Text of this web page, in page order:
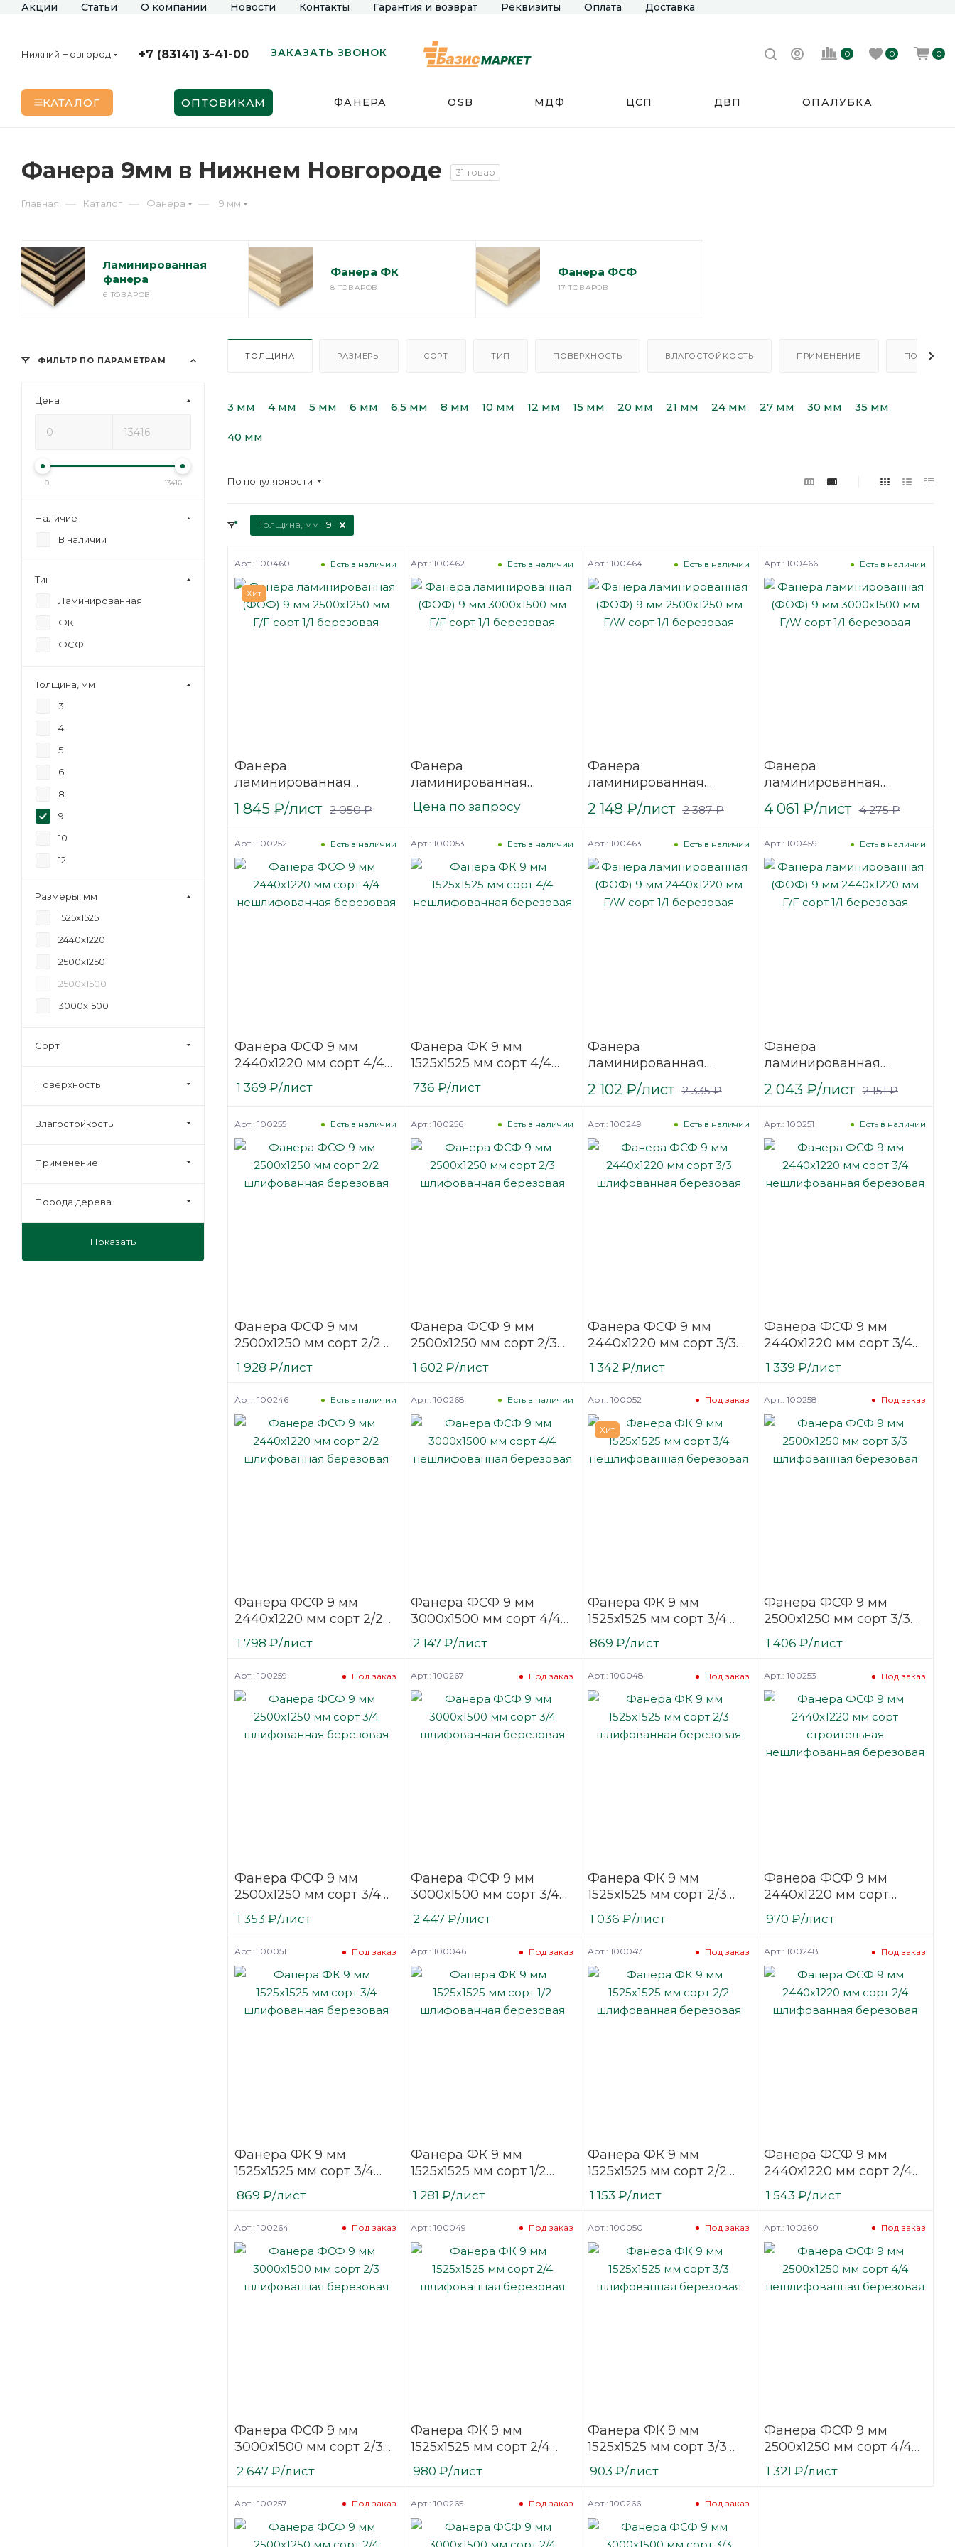
Акции Статьи О компании Новости Контакты Гарантия и возврат Реквизиты Оплата Доставка
Нижний Новгород +7 (83141) 3-41-00 ЗАКАЗАТЬ ЗВОНОК 0 0 0
КАТАЛОГ ОПТОВИКАМ ФАНЕРА OSB МДФ ЦСП ДВП ОПАЛУБКА
Фанера 9мм в Нижнем Новгороде 31 товар
Главная — Каталог — Фанера — 9 мм
Ламинированная
фанера
6 ТОВАРОВ
Фанера ФК
8 ТОВАРОВ
Фанера ФСФ
17 ТОВАРОВ
ТОЛЩИНА РАЗМЕРЫ СОРТ ТИП ПОВЕРХНОСТЬ ВЛАГОСТОЙКОСТЬ ПРИМЕНЕНИЕ ПОРОДА
3 мм 4 мм 5 мм 6 мм 6,5 мм 8 мм 10 мм 12 мм 15 мм 20 мм 21 мм 24 мм 27 мм 30 мм 35 мм
40 мм
По популярности
Толщина, мм: 9
Хит
Фанера
ламинированная
(ФОФ) 9 мм 2500х1250
мм F/F сорт 1/1
Есть в наличии
Арт.: 100460
1 845 ₽/лист 2 050₽
Фанера
ламинированная
(ФОФ) 9 мм 3000х1500
мм F/F сорт 1/1
Есть в наличии
Арт.: 100462
Цена по запросу
Фанера
ламинированная
(ФОФ) 9 мм 2500х1250
мм F/W сорт 1/1
Есть в наличии
Арт.: 100464
2 148 ₽/лист 2 387₽
Фанера
ламинированная
(ФОФ) 9 мм 3000х1500
мм F/W сорт 1/1
Есть в наличии
Арт.: 100466
4 061 ₽/лист 4 275₽
Фанера ФСФ 9 мм
2440х1220 мм сорт 4/4
нешлифованная
березовая
Есть в наличии
Арт.: 100252
1 369 ₽/лист
Фанера ФК 9 мм
1525х1525 мм сорт 4/4
нешлифованная
березовая
Есть в наличии
Арт.: 100053
736 ₽/лист
Фанера
ламинированная
(ФОФ) 9 мм 2440х1220
мм F/W сорт 1/1
Есть в наличии
Арт.: 100463
2 102 ₽/лист 2 335₽
Фанера
ламинированная
(ФОФ) 9 мм 2440х1220
мм F/F сорт 1/1
Есть в наличии
Арт.: 100459
2 043₽/лист 2 151₽
Фанера ФСФ 9 мм
2500х1250 мм сорт 2/2
шлифованная
березовая
Есть в наличии
Арт.: 100255
1 928 ₽/лист
Фанера ФСФ 9 мм
2500х1250 мм сорт 2/3
шлифованная
березовая
Есть в наличии
Арт.: 100256
1 602 ₽/лист
Фанера ФСФ 9 мм
2440х1220 мм сорт 3/3
шлифованная
березовая
Есть в наличии
Арт.: 100249
1 342 ₽/лист
Фанера ФСФ 9 мм
2440х1220 мм сорт 3/4
нешлифованная
березовая
Есть в наличии
Арт.: 100251
1 339 ₽/лист
Фанера ФСФ 9 мм
2440х1220 мм сорт 2/2
шлифованная
березовая
Есть в наличии
Арт.: 100246
1 798 ₽/лист
Фанера ФСФ 9 мм
3000х1500 мм сорт 4/4
нешлифованная
березовая
Есть в наличии
Арт.: 100268
2 147 ₽/лист
Хит
Фанера ФК 9 мм
1525х1525 мм сорт 3/4
нешлифованная
березовая
Под заказ
Арт.: 100052
869 ₽/лист
Фанера ФСФ 9 мм
2500х1250 мм сорт 3/3
шлифованная
березовая
Под заказ
Арт.: 100258
1 406 ₽/лист
Фанера ФСФ 9 мм
2500х1250 мм сорт 3/4
шлифованная
березовая
Под заказ
Арт.: 100259
1 353 ₽/лист
Фанера ФСФ 9 мм
3000х1500 мм сорт 3/4
шлифованная
березовая
Под заказ
Арт.: 100267
2 447 ₽/лист
Фанера ФК 9 мм
1525х1525 мм сорт 2/3
шлифованная
березовая
Под заказ
Арт.: 100048
1 036 ₽/лист
Фанера ФСФ 9 мм
2440х1220 мм сорт
строительная
нешлифованная
Под заказ
Арт.: 100253
970 ₽/лист
Фанера ФК 9 мм
1525х1525 мм сорт 3/4
шлифованная
березовая
Под заказ
Арт.: 100051
869 ₽/лист
Фанера ФК 9 мм
1525х1525 мм сорт 1/2
шлифованная
березовая
Под заказ
Арт.: 100046
1 281 ₽/лист
Фанера ФК 9 мм
1525х1525 мм сорт 2/2
шлифованная
березовая
Под заказ
Арт.: 100047
1 153 ₽/лист
Фанера ФСФ 9 мм
2440х1220 мм сорт 2/4
шлифованная
березовая
Под заказ
Арт.: 100248
1 543 ₽/лист
Фанера ФСФ 9 мм
3000х1500 мм сорт 2/3
шлифованная
березовая
Под заказ
Арт.: 100264
2 647 ₽/лист
Фанера ФК 9 мм
1525х1525 мм сорт 2/4
шлифованная
березовая
Под заказ
Арт.: 100049
980 ₽/лист
Фанера ФК 9 мм
1525х1525 мм сорт 3/3
шлифованная
березовая
Под заказ
Арт.: 100050
903 ₽/лист
Фанера ФСФ 9 мм
2500х1250 мм сорт 4/4
нешлифованная
березовая
Под заказ
Арт.: 100260
1 321 ₽/лист
Под заказ
Арт.: 100257 Под заказ
Арт.: 100265 Под заказ
Арт.: 100266
ФИЛЬТР ПО ПАРАМЕТРАМ
Цена
0 13416
Наличие
В наличии
Тип
Ламинированная
ФК
ФСФ
Толщина, мм
3
4
5
6
8
9
10
12
18
Размеры, мм
1525х1525
2440х1220
2500х1250
2500х1500
3000х1500
Сорт
Поверхность
Влагостойкость
Применение
Порода дерева
Показать